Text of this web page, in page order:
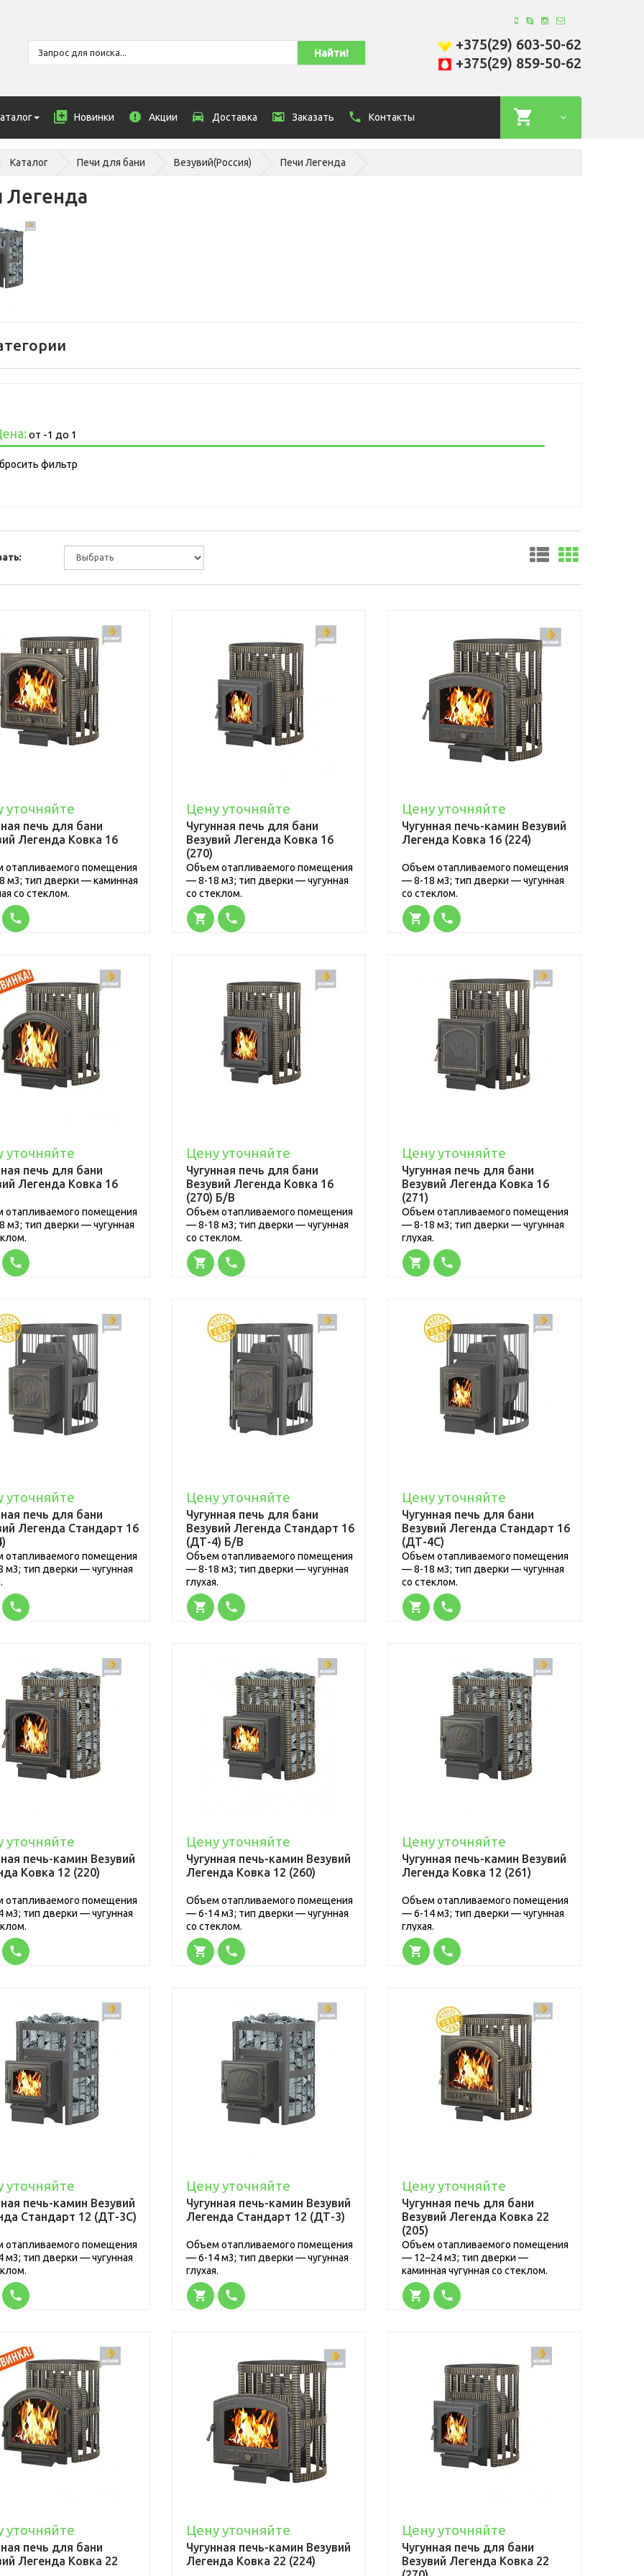
+375(29) 603-50-62
+375(29) 859-50-62
Новинки Акции Доставка Заказать Контакты
Каталог Печи для бани Везувий(Россия) Печи Легенда
Легенда
от -1 до 1
фильтр
уточняйте
печь для бани
Легенда Ковка 16
отапливаемого помещения
м3; тип дверки — каминная
со стеклом.
Цену уточняйте
Чугунная печь для бани
Везувий Легенда Ковка 16
(270)
Объем отапливаемого помещения
— 8-18 м3; тип дверки — чугунная
со стеклом.
Цену уточняйте
Чугунная печь-камин Везувий
Легенда Ковка 16 (224)
Объем отапливаемого помещения
— 8-18 м3; тип дверки — чугунная
со стеклом.
уточняйте
печь для бани
Легенда Ковка 16
отапливаемого помещения
м3; тип дверки — чугунная
Цену уточняйте
Чугунная печь для бани
Везувий Легенда Ковка 16
(270) Б/В
Объем отапливаемого помещения
— 8-18 м3; тип дверки — чугунная
со стеклом.
Цену уточняйте
Чугунная печь для бани
Везувий Легенда Ковка 16
(271)
Объем отапливаемого помещения
— 8-18 м3; тип дверки — чугунная
глухая.
уточняйте
печь для бани
Легенда Стандарт 16
отапливаемого помещения
м3; тип дверки — чугунная
Цену уточняйте
Чугунная печь для бани
Везувий Легенда Стандарт 16
(ДТ-4) Б/В
Объем отапливаемого помещения
— 8-18 м3; тип дверки — чугунная
глухая.
Цену уточняйте
Чугунная печь для бани
Везувий Легенда Стандарт 16
(ДТ-4С)
Объем отапливаемого помещения
— 8-18 м3; тип дверки — чугунная
со стеклом.
уточняйте
печь-камин Везувий
Ковка 12 (220)
отапливаемого помещения
м3; тип дверки — чугунная
Цену уточняйте
Чугунная печь-камин Везувий
Легенда Ковка 12 (260)
Объем отапливаемого помещения
— 6-14 м3; тип дверки — чугунная
со стеклом.
Цену уточняйте
Чугунная печь-камин Везувий
Легенда Ковка 12 (261)
Объем отапливаемого помещения
— 6-14 м3; тип дверки — чугунная
глухая.
уточняйте
печь-камин Везувий
Стандарт 12 (ДТ-3С)
отапливаемого помещения
м3; тип дверки — чугунная
Цену уточняйте
Чугунная печь-камин Везувий
Легенда Стандарт 12 (ДТ-3)
Объем отапливаемого помещения
— 6-14 м3; тип дверки — чугунная
глухая.
Цену уточняйте
Чугунная печь для бани
Везувий Легенда Ковка 22
(205)
Объем отапливаемого помещения
— 12–24 м3; тип дверки —
каминная чугунная со стеклом.
уточняйте
печь для бани
Легенда Ковка 22
Цену уточняйте
Чугунная печь-камин Везувий
Легенда Ковка 22 (224)
Цену уточняйте
Чугунная печь для бани
Везувий Легенда Ковка 22